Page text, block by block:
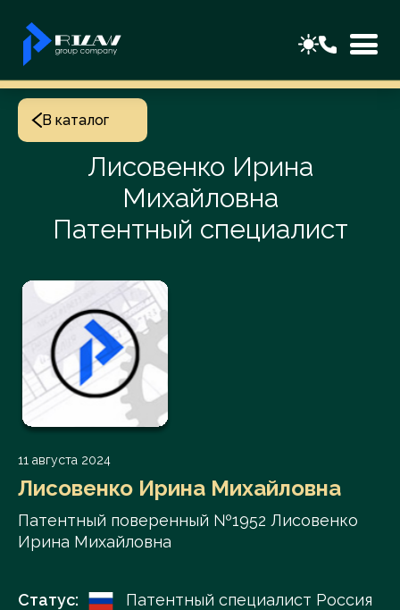
В каталог
Лисовенко Ирина
Михайловна
Патентный специалист
11 августа 2024
Лисовенко Ирина Михайловна
Патентный поверенный №1952 Лисовенко
Ирина Михайловна
Статус:
Патентный специалист Россия